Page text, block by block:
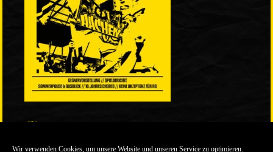
Wir verwenden Cookies, um unsere Website und unseren Service zu optimieren.